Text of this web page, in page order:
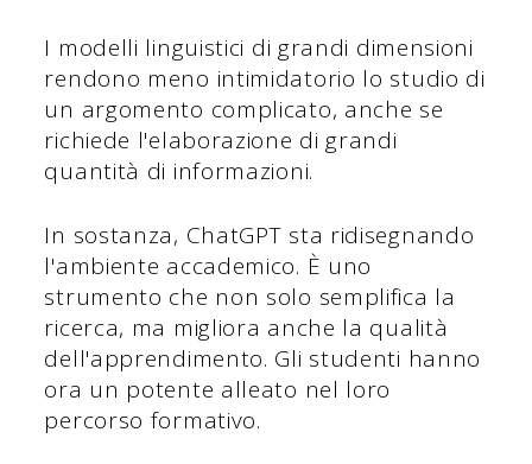
I modelli linguistici di grandi dimensioni
rendono meno intimidatorio lo studio di
un argomento complicato, anche se
richiede l'elaborazione di grandi
quantità di informazioni.
In sostanza, ChatGPT sta ridisegnando
l'ambiente accademico. È uno
strumento che non solo semplifica la
ricerca, ma migliora anche la qualità
dell'apprendimento. Gli studenti hanno
ora un potente alleato nel loro
percorso formativo.